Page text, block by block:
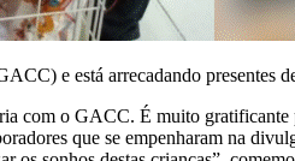
e está arrecadando presentes
com o GACC. É muito
que se empenharam na